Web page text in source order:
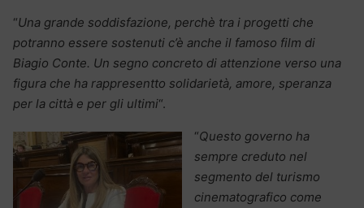
“Una grande soddisfazione, perchè tra i progetti che
potranno essere sostenuti c’è anche il famoso film di
Biagio Conte. Un segno concreto di attenzione verso una
figura che ha rappresentto solidarietà, amore, speranza
per la città e per gli ultimi“.
“Questo governo ha
sempre creduto nel
segmento del turismo
cinematografico come